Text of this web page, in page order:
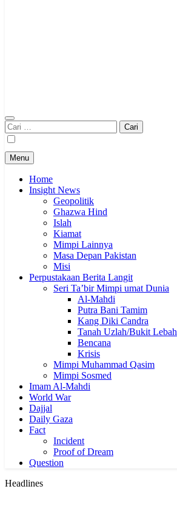
Cari
untuk:
Menu
Home
Insight News
Geopolitik
Ghazwa Hind
Islah
Kiamat
Mimpi Lainnya
Masa Depan Pakistan
Misi
Perpustakaan Berita Langit
Seri Ta’bir Mimpi umat Dunia
Al-Mahdi
Putra Bani Tamim
Kang Diki Candra
Tanah Uzlah/Bukit Lebah
Bencana
Krisis
Mimpi Muhammad Qasim
Mimpi Sosmed
Imam Al-Mahdi
World War
Dajjal
Daily Gaza
Fact
Incident
Proof of Dream
Question
Headlines